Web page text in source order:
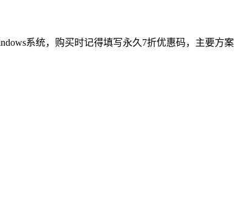
系统，购买时记得填写永久7折优惠码，主要方案